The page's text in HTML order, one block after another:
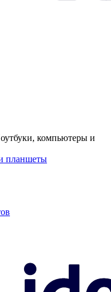
компьютеры и
планшеты